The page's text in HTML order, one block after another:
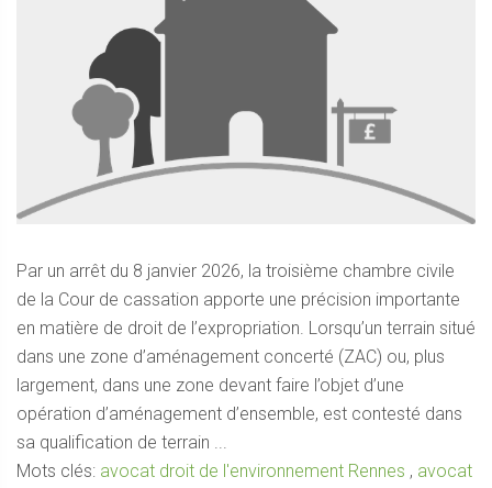
Par un arrêt du 8 janvier 2026, la troisième chambre civile
de la Cour de cassation apporte une précision importante
en matière de droit de l’expropriation. Lorsqu’un terrain situé
dans une zone d’aménagement concerté (ZAC) ou, plus
largement, dans une zone devant faire l’objet d’une
opération d’aménagement d’ensemble, est contesté dans
sa qualification de terrain ...
Mots clés: avocat droit de l'environnement Rennes , avocat